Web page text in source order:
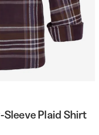
Plaid Shirt